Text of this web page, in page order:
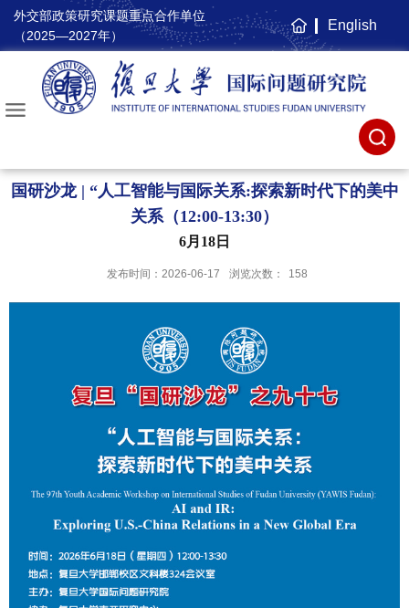
外交部政策研究课题重点合作单位
（2025—2027年）
主
页
English
国研沙龙 | “人工智能与国际关系:探索新时代下的美中
关系（12:00-13:30）
6月18日
发布时间：2026-06-17 浏览次数： 158